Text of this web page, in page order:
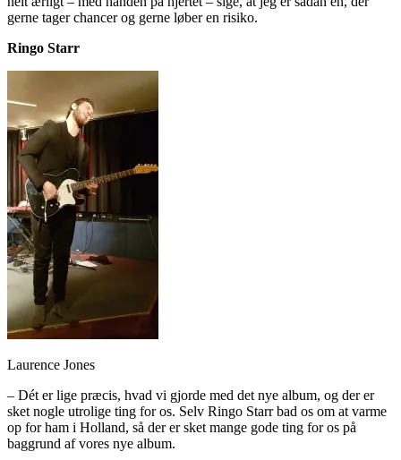
gerne tager chancer og gerne løber en risiko.
Ringo Starr
Laurence Jones
– Dét er lige præcis, hvad vi gjorde med det nye album, og der er
sket nogle utrolige ting for os. Selv Ringo Starr bad os om at varme
op for ham i Holland, så der er sket mange gode ting for os på
baggrund af vores nye album.